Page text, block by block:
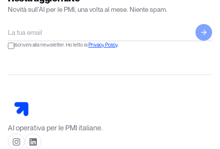
Novità sull'AI per le PMI, una volta al mese. Niente spam.
Iscrivimi alla newsletter. Ho letto la Privacy Policy.
AI operativa per le PMI italiane.